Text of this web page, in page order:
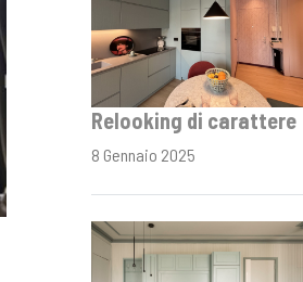
Relooking di carattere
8 Gennaio 2025